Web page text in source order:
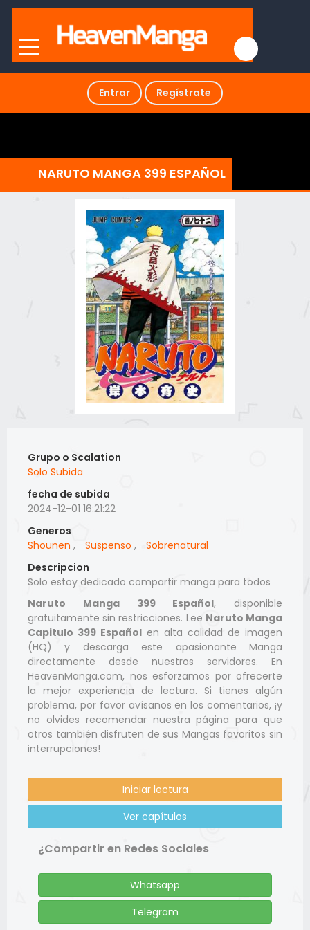
Entrar Regístrate
NARUTO MANGA 399 ESPAÑOL
Grupo o Scalation
Solo Subida
fecha de subida
2024-12-01 16:21:22
Generos
Shounen , Suspenso ,
Sobrenatural
Descripcion
Solo estoy dedicado compartir manga para todos
Naruto Manga 399 Español, disponible
gratuitamente sin restricciones. Lee Naruto Manga
Capitulo 399 Español en alta calidad de imagen
(HQ) y descarga este apasionante Manga
directamente desde nuestros servidores. En
HeavenManga.com, nos esforzamos por ofrecerte
la mejor experiencia de lectura. Si tienes algún
problema, por favor avísanos en los comentarios, ¡y
no olvides recomendar nuestra página para que
otros también disfruten de sus Mangas favoritos sin
interrupciones!
Iniciar lectura
Ver capítulos
¿Compartir en Redes Sociales
Whatsapp
Telegram